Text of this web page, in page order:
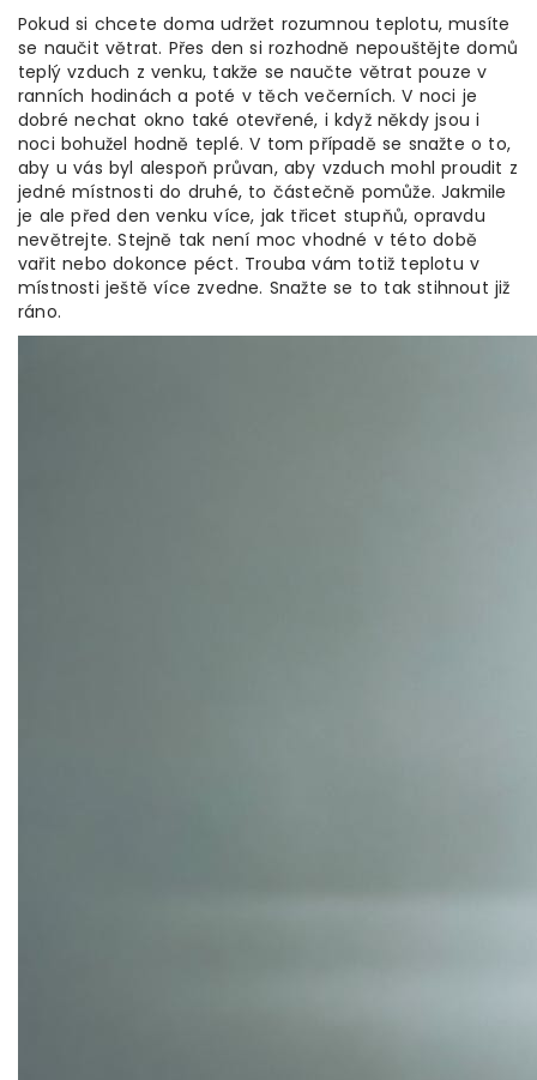
Pokud si chcete doma udržet rozumnou teplotu, musíte
se naučit větrat. Přes den si rozhodně nepouštějte domů
teplý vzduch z venku, takže se naučte větrat pouze v
ranních hodinách a poté v těch večerních. V noci je
dobré nechat okno také otevřené, i když někdy jsou i
noci bohužel hodně teplé. V tom případě se snažte o to,
aby u vás byl alespoň průvan, aby vzduch mohl proudit z
jedné místnosti do druhé, to částečně pomůže. Jakmile
je ale před den venku více, jak třicet stupňů, opravdu
nevětrejte. Stejně tak není moc vhodné v této době
vařit nebo dokonce péct. Trouba vám totiž teplotu v
místnosti ještě více zvedne. Snažte se to tak stihnout již
ráno.